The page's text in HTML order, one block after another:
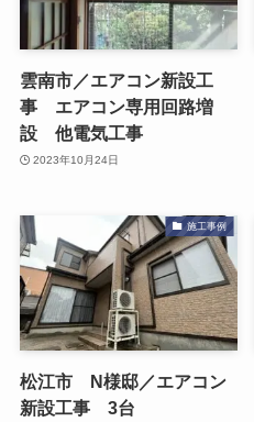
雲南市／エアコン新設工
事 エアコン専用回路増
設 他電気工事
2023年10月24日
施工事例
松江市 N様邸／エアコン
新設工事 3台